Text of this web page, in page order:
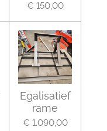
€ 150,00
Egalisatief
rame
€ 1.090,00